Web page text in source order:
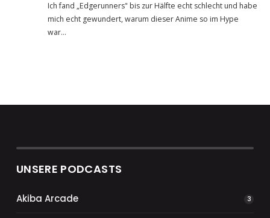
Ich fand „Edgerunners" bis zur Hälfte echt schlecht und habe
mich echt gewundert, warum dieser Anime so im Hype
war…
UNSERE PODCASTS
Akiba Arcade 3